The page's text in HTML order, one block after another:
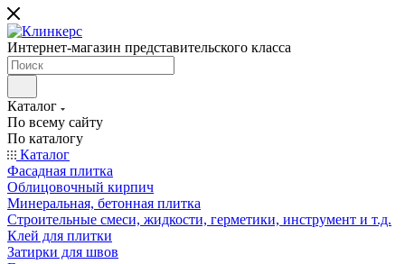
Интернет-магазин представительского класса
Каталог
По всему сайту
По каталогу
Каталог
Фасадная плитка
Облицовочный кирпич
Минеральная, бетонная плитка
Строительные смеси, жидкости, герметики, инструмент и т.д.
Клей для плитки
Затирки для швов